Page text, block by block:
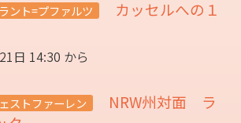
ント=プファルツ
カッセルへの１
日 14:30 から
ストファーレン
NRW州対面 ラ